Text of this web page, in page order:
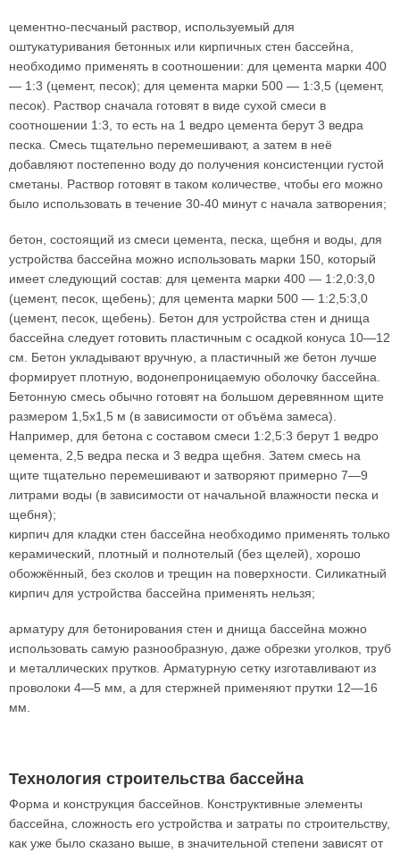
цементно-песчаный раствор, используемый для
оштукатуривания бетонных или кирпичных стен бассейна,
необходимо применять в соотношении: для цемента марки 400
— 1:3 (цемент, песок); для цемента марки 500 — 1:3,5 (цемент,
песок). Раствор сначала готовят в виде сухой смеси в
соотношении 1:3, то есть на 1 ведро цемента берут 3 ведра
песка. Смесь тщательно перемешивают, а затем в неё
добавляют постепенно воду до получения консистенции густой
сметаны. Раствор готовят в таком количестве, чтобы его можно
было использовать в течение 30-40 минут с начала затворения;
бетон, состоящий из смеси цемента, песка, щебня и воды, для
устройства бассейна можно использовать марки 150, который
имеет следующий состав: для цемента марки 400 — 1:2,0:3,0
(цемент, песок, щебень); для цемента марки 500 — 1:2,5:3,0
(цемент, песок, щебень). Бетон для устройства стен и днища
бассейна следует готовить пластичным с осадкой конуса 10—12
см. Бетон укладывают вручную, а пластичный же бетон лучше
формирует плотную, водонепроницаемую оболочку бассейна.
Бетонную смесь обычно готовят на большом деревянном щите
размером 1,5х1,5 м (в зависимости от объёма замеса).
Например, для бетона с составом смеси 1:2,5:3 берут 1 ведро
цемента, 2,5 ведра песка и 3 ведра щебня. Затем смесь на
щите тщательно перемешивают и затворяют примерно 7—9
литрами воды (в зависимости от начальной влажности песка и
щебня);
кирпич для кладки стен бассейна необходимо применять только
керамический, плотный и полнотелый (без щелей), хорошо
обожжённый, без сколов и трещин на поверхности. Силикатный
кирпич для устройства бассейна применять нельзя;
арматуру для бетонирования стен и днища бассейна можно
использовать самую разнообразную, даже обрезки уголков, труб
и металлических прутков. Арматурную сетку изготавливают из
проволоки 4—5 мм, а для стержней применяют прутки 12—16
мм.
Технология строительства бассейна
Форма и конструкция бассейнов. Конструктивные элементы
бассейна, сложность его устройства и затраты по строительству,
как уже было сказано выше, в значительной степени зависят от